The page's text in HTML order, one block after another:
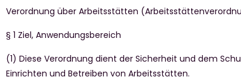
Verordnung über Arbeitsstätten
§ 1 Ziel, Anwendungsbereich
(1) Diese Verordnung dient der Sicherheit und dem
Einrichten und Betreiben von Arbeitsstätten.